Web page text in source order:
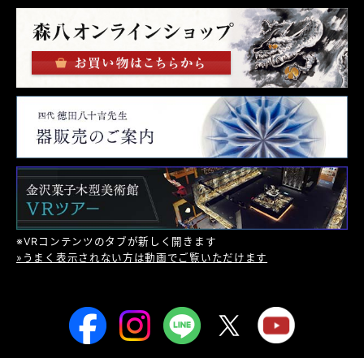
※VRコンテンツのタブが新しく開きます
»うまく表示されない方は動画でご覧いただけます